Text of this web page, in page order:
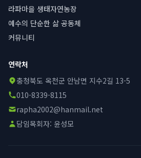
라파마을 생태자연농장
예수의 단순한 삶 공동체
커뮤니티
연락처
충청북도 옥천군 안남면 지수2길 13-5
010-8339-8115
rapha2002@hanmail.net
담임목회자: 윤성모